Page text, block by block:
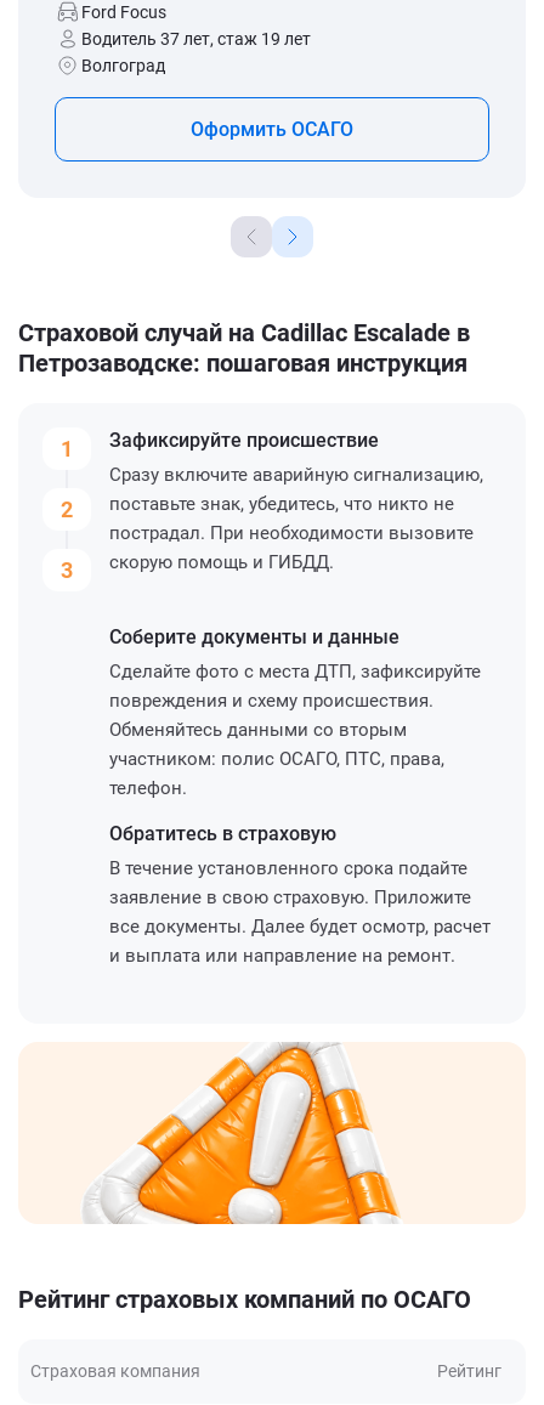
Ford Focus
Водитель 37 лет, стаж 19 лет
Волгоград
Оформить ОСАГО
Страховой случай на Cadillac Escalade в
Петрозаводске: пошаговая инструкция
1
2
3
Зафиксируйте происшествие
Сразу включите аварийную сигнализацию,
поставьте знак, убедитесь, что никто не
пострадал. При необходимости вызовите
скорую помощь и ГИБДД.
Соберите документы и данные
Сделайте фото с места ДТП, зафиксируйте
повреждения и схему происшествия.
Обменяйтесь данными со вторым
участником: полис ОСАГО, ПТС, права,
телефон.
Обратитесь в страховую
В течение установленного срока подайте
заявление в свою страховую. Приложите
все документы. Далее будет осмотр, расчет
и выплата или направление на ремонт.
Рейтинг страховых компаний по ОСАГО
Страховая компания Рейтинг